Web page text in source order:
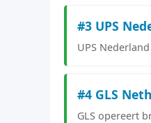
#3 UPS
UPS
#4 GLS
GLS opereert